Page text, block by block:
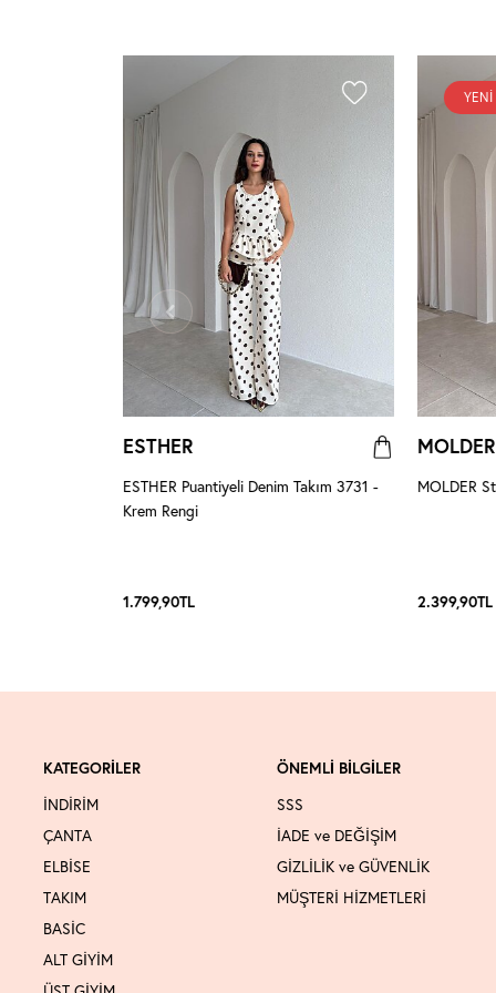
ESTHER
ESTHER Puantiyeli Denim Takım 3731 -
Krem Rengi
1.799,90TL
YENI
MOLDER
MOLDER
2.399,90TL
KATEGORİLER
İNDİRİM
ÇANTA
ELBİSE
TAKIM
BASİC
ALT GİYİM
ÖNEMLİ BİLGİLER
SSS
İADE ve DEĞİŞİM
GİZLİLİK ve GÜVENLİK
MÜŞTERİ HİZMETLERİ